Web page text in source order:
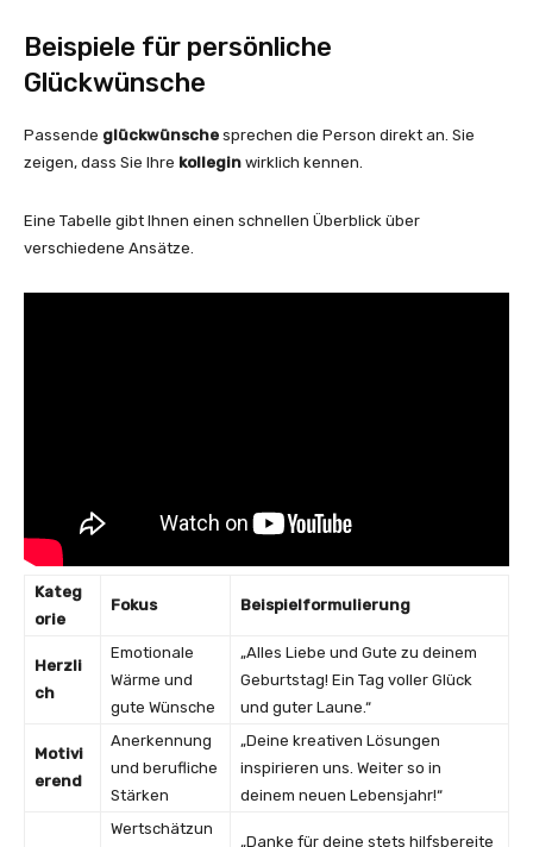
Beispiele für persönliche
Glückwünsche
Passende glückwünsche sprechen die Person direkt an. Sie
zeigen, dass Sie Ihre kollegin wirklich kennen.
Eine Tabelle gibt Ihnen einen schnellen Überblick über
verschiedene Ansätze.
Kateg
orie
Fokus Beispielformulierung
Herzli
ch
Emotionale
Wärme und
gute Wünsche
„Alles Liebe und Gute zu deinem
Geburtstag! Ein Tag voller Glück
und guter Laune.“
Motivi
erend
Anerkennung
und berufliche
Stärken
„Deine kreativen Lösungen
inspirieren uns. Weiter so in
deinem neuen Lebensjahr!“
Wertschätzun
„Danke für deine stets hilfsbereite